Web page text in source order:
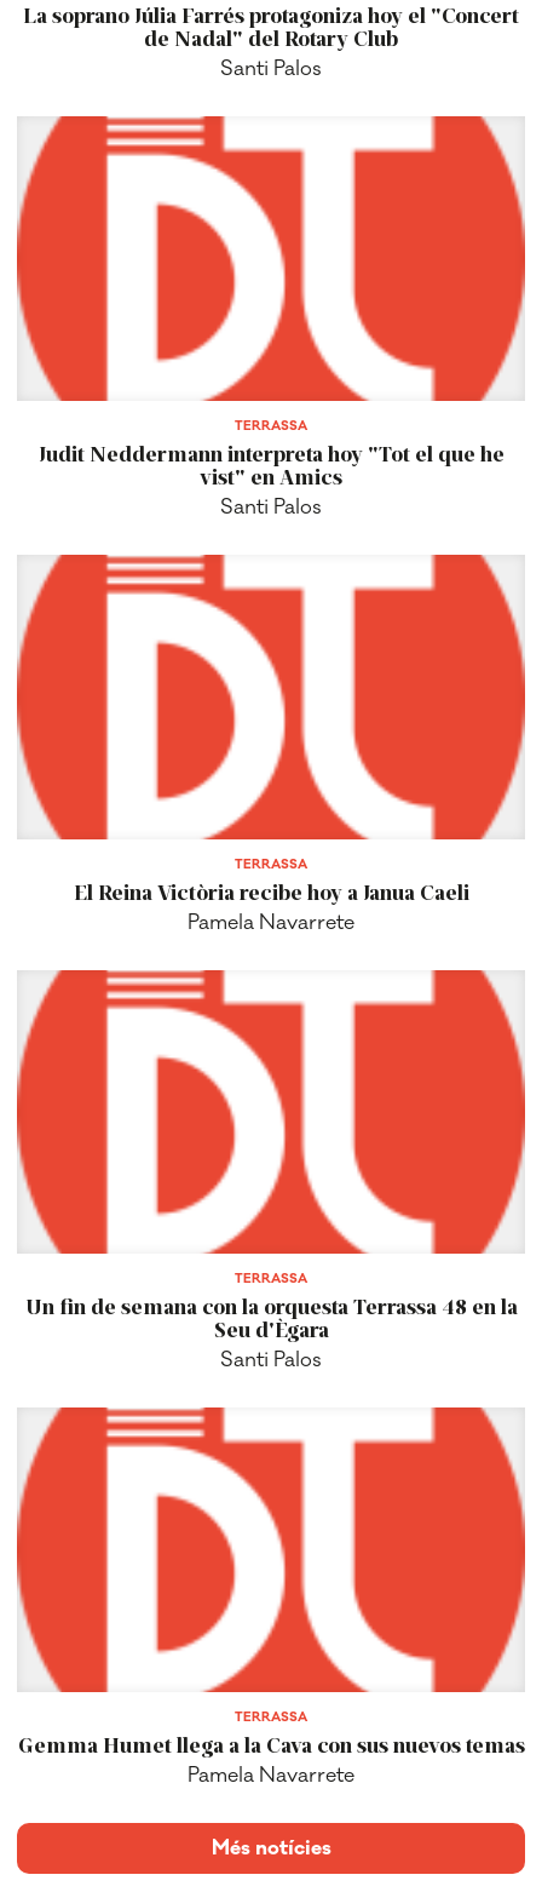
La soprano Júlia Farrés protagoniza hoy el "Concert
de Nadal" del Rotary Club
Santi Palos
TERRASSA
Judit Neddermann interpreta hoy "Tot el que he
vist" en Amics
Santi Palos
TERRASSA
El Reina Victòria recibe hoy a Janua Caeli
Pamela Navarrete
TERRASSA
Un fin de semana con la orquesta Terrassa 48 en la
Seu d'Ègara
Santi Palos
TERRASSA
Gemma Humet llega a la Cava con sus nuevos temas
Pamela Navarrete
Més notícies